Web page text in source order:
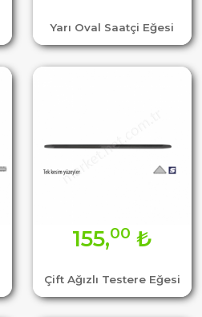
Yarı Oval Saatçi Eğesi
Çift Ağızlı Testere Eğesi
155,00 ₺